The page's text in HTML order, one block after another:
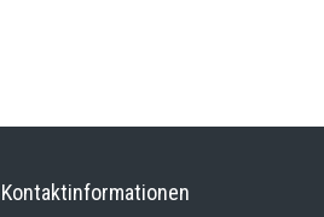
Kontaktinformationen